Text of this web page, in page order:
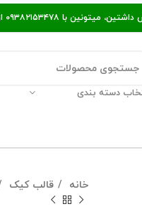
یا تماس در ارتباط باشید.
دسته بندی
خانه قالب کیک